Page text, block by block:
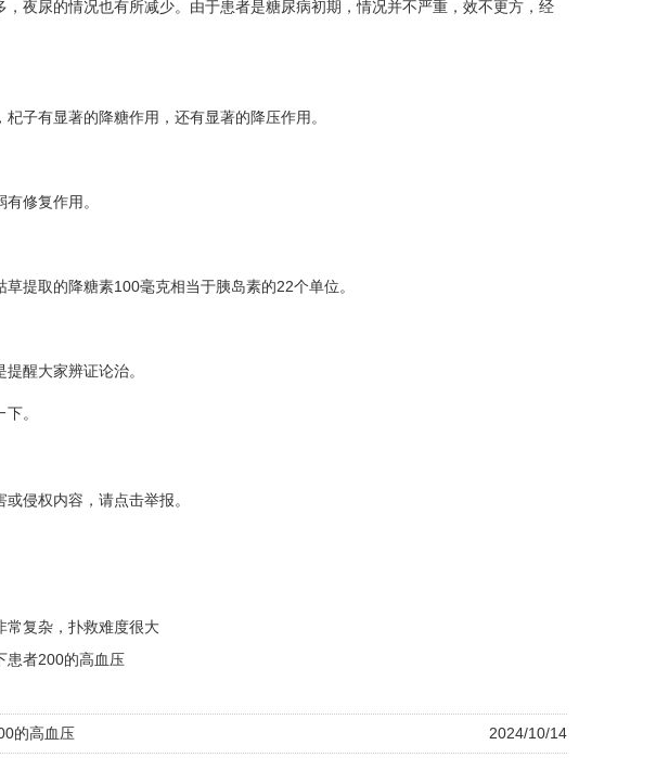
夜尿的情况也有所减少。由于患者是糖尿病初期，情况并不严重，效不更方，经
子有显著的降糖作用，还有显著的降压作用。
修复作用。
提取的降糖素100毫克相当于胰岛素的22个单位。
醒大家辨证论治。
。
侵权内容，请点击举报。
常复杂，扑救难度很大
患者200的高血压
2024/10/14
的高血压